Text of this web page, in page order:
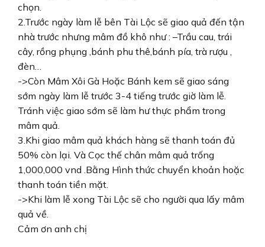
chọn.
2.Trước ngày làm lễ bên Tài Lộc sẽ giao quả đến tận
nhà trước nhưng mâm đồ khô như : –Trầu cau, trái
cây, rồng phụng ,bánh phu thê,bánh pía, trà rượu ,
đèn…
->Còn Mâm Xôi Gà Hoặc Bánh kem sẽ giao sáng
sớm ngày làm lễ trước 3-4 tiếng trước giờ làm lễ.
Tránh việc giao sớm sẽ làm hư thực phẩm trong
mâm quả.
3.Khi giao mâm quả khách hàng sẽ thanh toán đủ
50% còn lại. Và Cọc thế chân mâm quả trống
1,000,000 vnd .Bằng Hình thức chuyển khoản hoặc
thanh toán tiền mặt.
->Khi làm lễ xong Tài Lộc sẽ cho người qua lấy mâm
quả về.
Cảm ơn anh chị